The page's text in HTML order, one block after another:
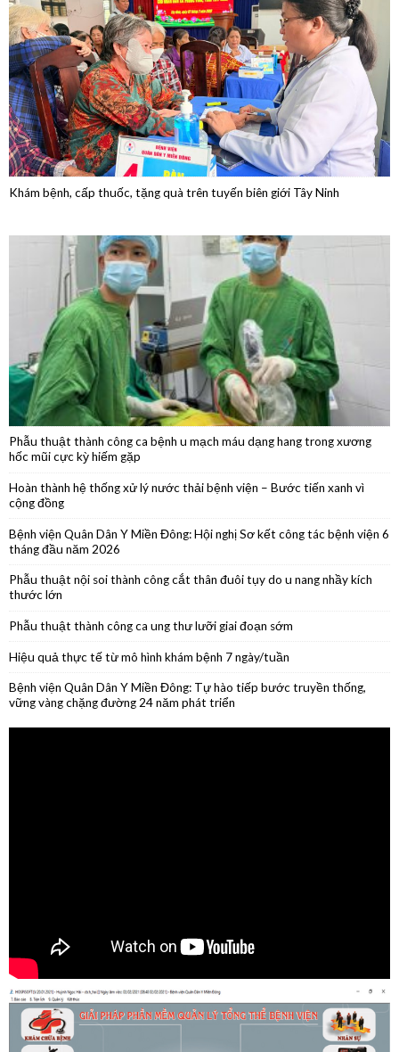
Hành trình mang nhân ái đến với đảo xa – Thắm đượm nghĩa tình Quân
Dân
Khám bệnh, cấp thuốc, tặng quà trên tuyến biên giới Tây Ninh
Phẫu thuật thành công ca bệnh u mạch máu dạng hang trong xương
hốc mũi cực kỳ hiếm gặp
cộng đồng
Bệnh viện Quân Dân Y Miền Đông: Hội nghị Sơ kết công tác bệnh viện 6
tháng đầu năm 2026
Phẫu thuật nội soi thành công cắt thân đuôi tụy do u nang nhầy kích
thước lớn